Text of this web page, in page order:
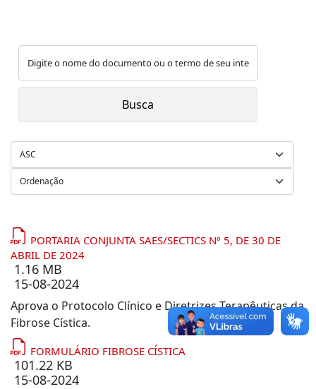
PORTARIA CONJUNTA SAES/SECTICS Nº 5, DE 30 DE
ABRIL DE 2024
1.16 MB
15-08-2024
Aprova o Protocolo Clínico e Diretrizes Terapêuticas da
Fibrose Cística.
FORMULÁRIO FIBROSE CÍSTICA
101.22 KB
15-08-2024